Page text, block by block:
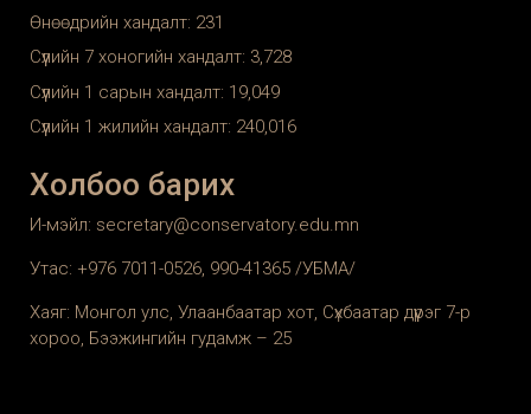
Өнөөдрийн хандалт: 231
Сүүлийн 7 хоногийн хандалт: 3,728
Сүүлийн 1 сарын хандалт: 19,049
Сүүлийн 1 жилийн хандалт: 240,016
Холбоо барих
И-мэйл: secretary@conservatory.edu.mn
Утас: +976 7011-0526, 990-41365 /УБМА/
Хаяг: Монгол улс, Улаанбаатар хот, Сүхбаатар дүүрэг 7-р
хороо, Бээжингийн гудамж – 25